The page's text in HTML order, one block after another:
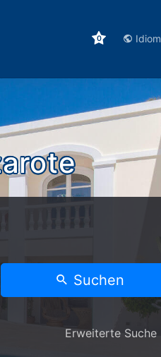
0 Idiom
Suchen
Erweiterte Suche